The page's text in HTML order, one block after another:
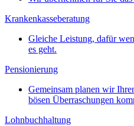
Krankenkasseberatung
Gleiche Leistung, dafür
es geht.
Pensionierung
Gemeinsam planen wir
bösen Überraschungen
Lohnbuchhaltung